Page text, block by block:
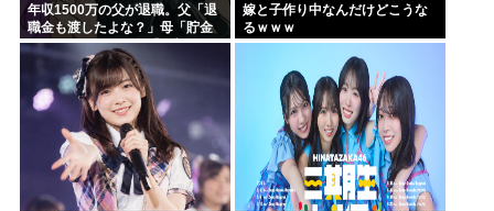
年収1500万の父が退職。父「退
職金も渡したよな？」母「貯金
なんてないよー」父「全部なく
なったの！？」→予想外の返事
に家族騒然となり…
嫁と子作り中なんだけどこうな
るｗｗｗ